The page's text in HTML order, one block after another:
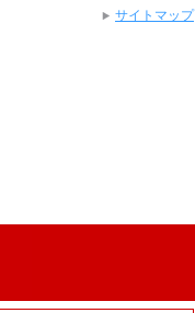
サイトマップ